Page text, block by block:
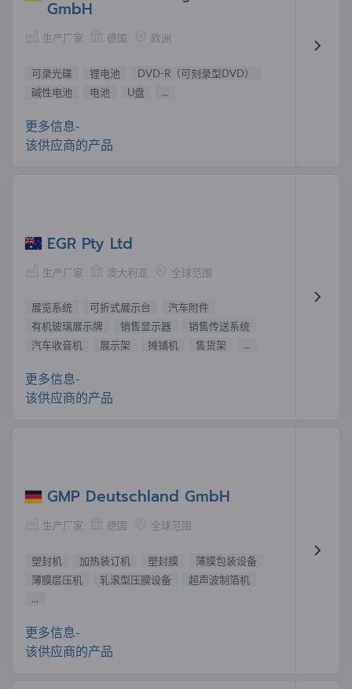
GmbH
生产厂家 德国 欧洲
可录光碟 锂电池
DVD-R（可刻录型DVD）
碱性电池
电池 U盘 ...
更多信息-
该供应商的产品
EGR Pty Ltd
生产厂家 澳大利亚 全球范围
展览系统 可折式展示台
汽车附件
有机玻璃展示牌
销售显示器
销售传送系统
汽车收音机
展示架 摊铺机 售货架 ...
更多信息-
该供应商的产品
GMP Deutschland GmbH
生产厂家 德国 全球范围
塑封机 加热装订机 塑封膜
薄膜包装设备
薄膜层压机
轧滚型压膜设备
超声波制箔机
...
更多信息-
该供应商的产品